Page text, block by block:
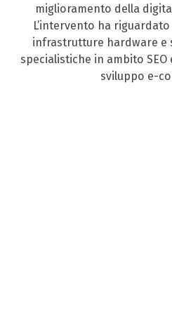
miglioramento della
L’intervento ha
infrastrutture hardware e
specialistiche in ambito
sviluppo e-